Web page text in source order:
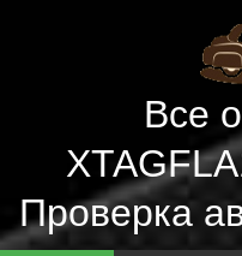
Все
Проверка